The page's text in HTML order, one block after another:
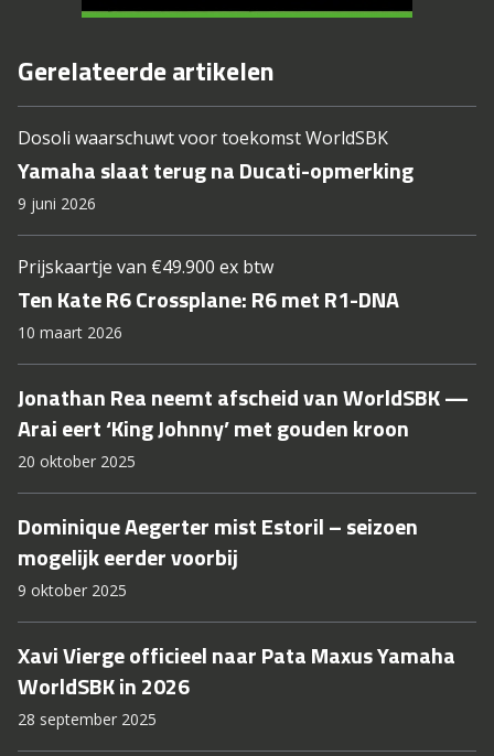
Gerelateerde artikelen
Dosoli waarschuwt voor toekomst WorldSBK
Yamaha slaat terug na Ducati-opmerking
9 juni 2026
Prijskaartje van €49.900 ex btw
Ten Kate R6 Crossplane: R6 met R1-DNA
10 maart 2026
Jonathan Rea neemt afscheid van WorldSBK —
Arai eert ‘King Johnny’ met gouden kroon
20 oktober 2025
Dominique Aegerter mist Estoril – seizoen
mogelijk eerder voorbij
9 oktober 2025
Xavi Vierge officieel naar Pata Maxus Yamaha
WorldSBK in 2026
28 september 2025